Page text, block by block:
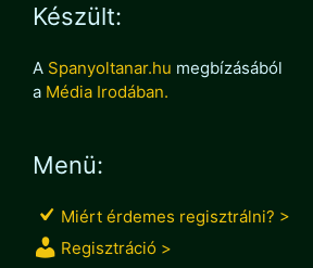
Készült:
A Spanyoltanar.hu megbízásából
a Média Irodában.
Menü:
Miért érdemes regisztrálni? >
Regisztráció >